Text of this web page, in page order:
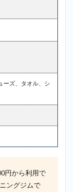
ーズ、タオル、シ
円から利用で
ングジムで